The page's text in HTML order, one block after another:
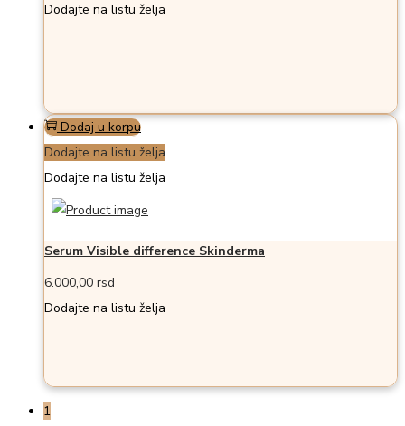
Dodajte na listu želja
Dodaj u korpu
Dodajte na listu želja
Dodajte na listu želja
Serum Visible difference Skinderma
6.000,00 rsd
Dodajte na listu želja
1